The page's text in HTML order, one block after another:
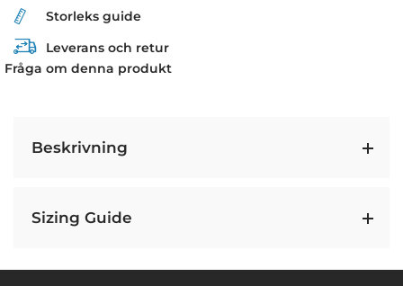
Storleks guide
Leverans och retur
Fråga om denna produkt
Beskrivning
Sizing Guide